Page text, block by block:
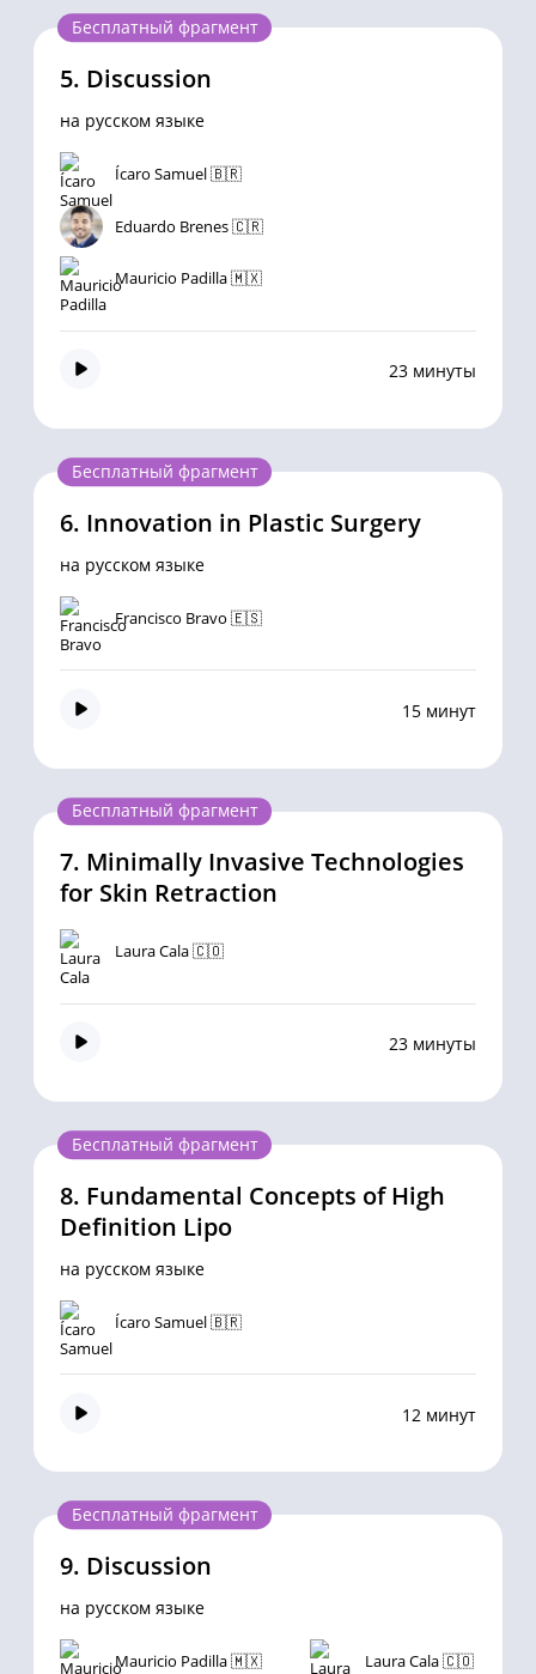
Бесплатный фрагмент
5. Discussion
на русском языке
Ícaro Samuel 🇧🇷
Eduardo Brenes 🇨🇷
Mauricio Padilla 🇲🇽
23 минуты
Бесплатный фрагмент
6. Innovation in Plastic Surgery
на русском языке
Francisco Bravo 🇪🇸
15 минут
Бесплатный фрагмент
7. Minimally Invasive Technologies
for Skin Retraction
Laura Cala 🇨🇴
23 минуты
Бесплатный фрагмент
8. Fundamental Concepts of High
Definition Lipo
на русском языке
Ícaro Samuel 🇧🇷
12 минут
Бесплатный фрагмент
9. Discussion
на русском языке
Mauricio Padilla 🇲🇽 Laura Cala 🇨🇴